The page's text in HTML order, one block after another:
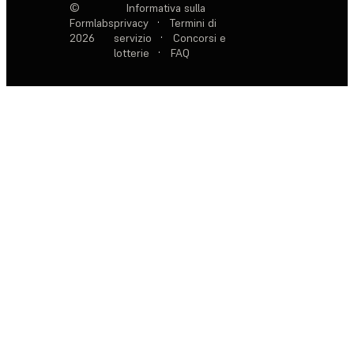
©
Formlabs
2026
Informativa sulla
privacy
·
Termini di
servizio
·
Concorsi e
lotterie
· FAQ